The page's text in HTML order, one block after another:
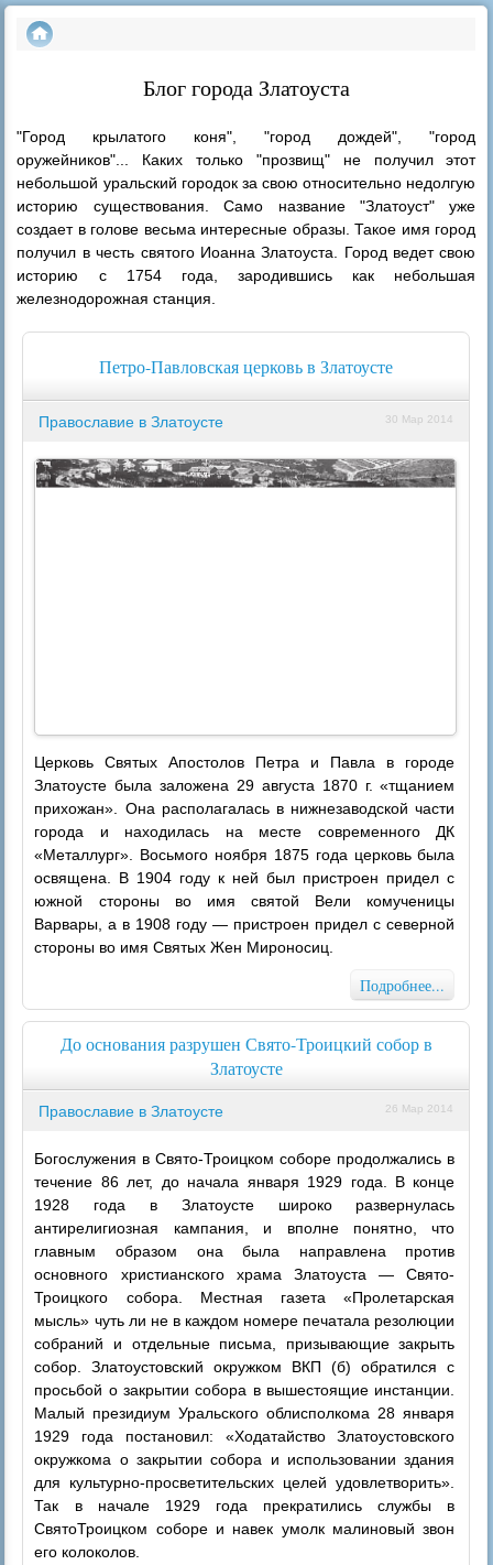
Блог города Златоуста
"Город крылатого коня", "город дождей", "город
оружейников"... Каких только "прозвищ" не получил этот
небольшой уральский городок за свою относительно недолгую
историю существования. Само название "Златоуст" уже
создает в голове весьма интересные образы. Такое имя город
получил в честь святого Иоанна Златоуста. Город ведет свою
историю с 1754 года, зародившись как небольшая
железнодорожная станция.
Петро-Павловская церковь в Златоусте
Православие в Златоусте 30 Мар 2014
Церковь Святых Апостолов Петра и Павла в городе
Златоусте была заложена 29 августа 1870 г. «тщанием
прихожан». Она располагалась в нижнезаводской части
города и находилась на месте современного ДК
«Металлург». Восьмого ноября 1875 года церковь была
освящена. В 1904 году к ней был пристроен придел с
южной стороны во имя святой Вели комученицы
Варвары, а в 1908 году — пристроен придел с северной
стороны во имя Святых Жен Мироносиц.
Подробнее...
До основания разрушен Свято-Троицкий собор в
Златоусте
Православие в Златоусте 26 Мар 2014
Богослужения в Свято-Троицком соборе продолжались в
течение 86 лет, до начала января 1929 года. В конце
1928 года в Златоусте широко развернулась
антирелигиозная кампания, и вполне понятно, что
главным образом она была направлена против
основного христианского храма Златоуста — Свято-
Троицкого собора. Местная газета «Пролетарская
мысль» чуть ли не в каждом номере печатала резолюции
собраний и отдельные письма, призывающие закрыть
собор. Златоустовский окружком ВКП (б) обратился с
просьбой о закрытии собора в вышестоящие инстанции.
Малый президиум Уральского облисполкома 28 января
1929 года постановил: «Ходатайство Златоустовского
окружкома о закрытии собора и использовании здания
для культурно-просветительских целей удовлетворить».
Так в начале 1929 года прекратились службы в
СвятоТроицком соборе и навек умолк малиновый звон
его колоколов.